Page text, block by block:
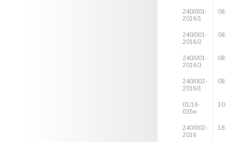
240/001-
2016/1
240/001-
2016/2
240/001-
2016/3
240/002-
2016/1
01/16-
035н
240/002-
2016